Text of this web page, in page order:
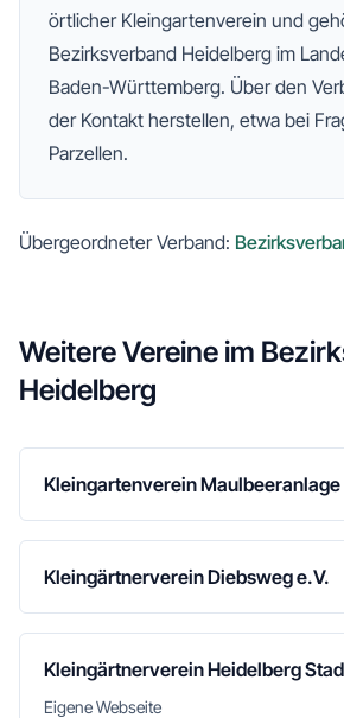
örtlicher Kleingartenverein und
Bezirksverband Heidelberg im
Baden-Württemberg. Über den
der Kontakt herstellen, etwa bei
Parzellen.
Übergeordneter Verband:
Weitere Vereine im
Heidelberg
Kleingartenverein Maulbeeranlage
Kleingärtnerverein Diebsweg e.V.
Kleingärtnerverein Heidelberg
Eigene Webseite